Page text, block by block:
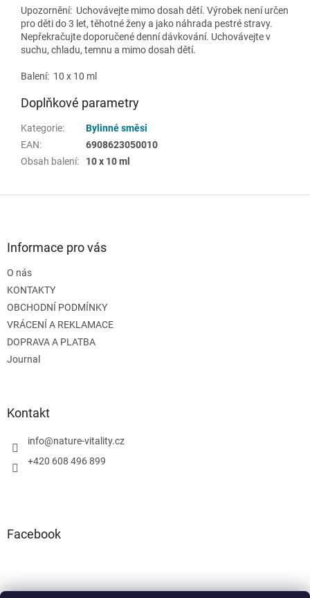
Upozornění: Uchovávejte mimo dosah dětí. Výrobek není určen
pro děti do 3 let, těhotné ženy a jako náhrada pestré stravy.
Nepřekračujte doporučené denní dávkování. Uchovávejte v
suchu, chladu, temnu a mimo dosah dětí.
Balení: 10 x 10 ml
Doplňkové parametry
Kategorie:
Bylinné směsi
EAN:
6908623050010
Obsah balení: 10 x 10 ml
Informace pro vás
O nás
KONTAKTY
OBCHODNÍ PODMÍNKY
VRÁCENÍ A REKLAMACE
DOPRAVA A PLATBA
Journal
Kontakt
info@nature-vitality.cz
+420 608 496 899
Facebook